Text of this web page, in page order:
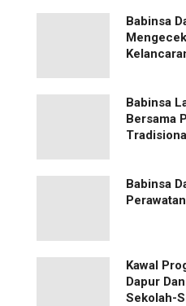
Babinsa
Babinsa
Bersama
Babinsa
Kawal
Dapur
Sekolah-